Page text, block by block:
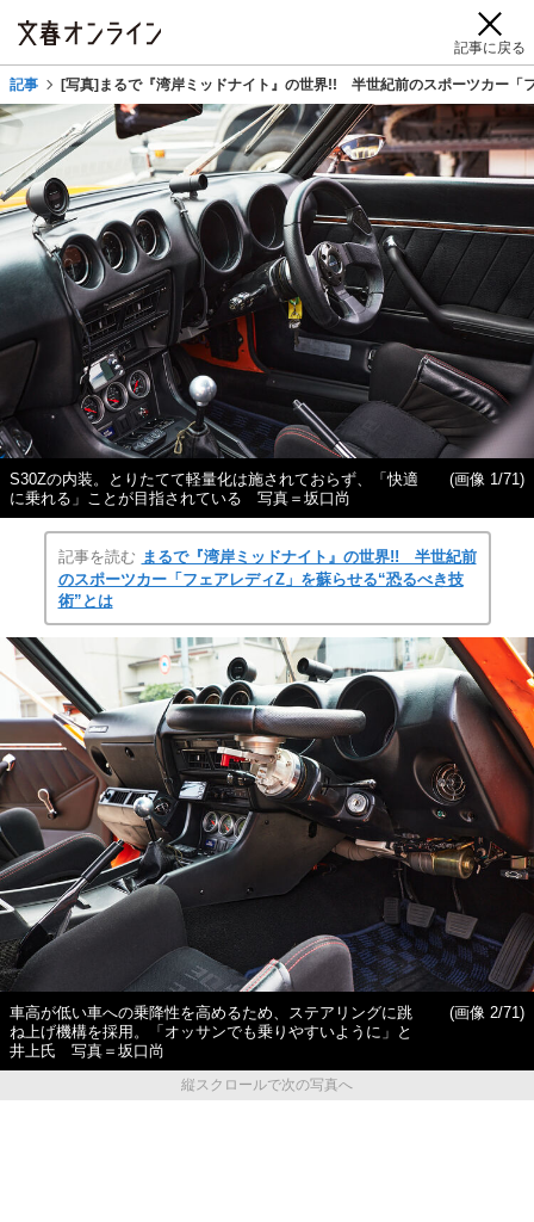
記事に戻る
記事 [写真]まるで『湾岸ミッドナイト』の世界!! 半世紀前のスポーツカー「
S30Zの内装。とりたてて軽量化は施されておらず、「快適
に乗れる」ことが目指されている 写真＝坂口尚
(画像 1/71)
記事を読む まるで『湾岸ミッドナイト』の世界!! 半世紀前
のスポーツカー「フェアレディZ」を蘇らせる“恐るべき技
術”とは
車高が低い車への乗降性を高めるため、ステアリングに跳
ね上げ機構を採用。「オッサンでも乗りやすいように」と
井上氏 写真＝坂口尚
(画像 2/71)
縦スクロールで次の写真へ